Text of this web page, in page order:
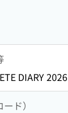
DIARY 2026
ド）